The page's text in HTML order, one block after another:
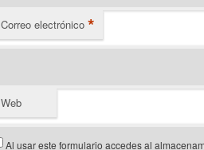
Correo electrónico *
Web
Al usar este formulario accedes al